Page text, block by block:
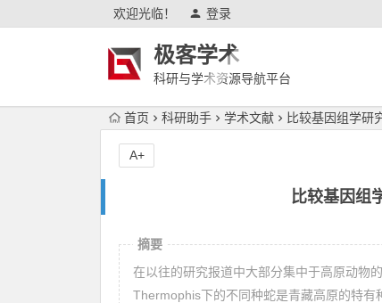
欢迎光临！ 登录
极客学术
科研与学术资源导航平台
首页 科研助手 学术文献 比较基因组学研
比较基因组
A+
摘要
在以往的研究报道中大部分集中于高原动物
Thermophis下的不同种蛇是青藏高原的特